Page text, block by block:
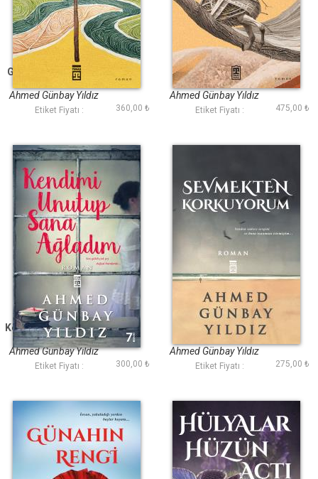
Gidersen Veda Etme
Ahmed Günbay Yıldız
Etiket Fiyatı : 360,00 ₺
Beyaz Atlı
Ahmed Günbay Yıldız
Etiket Fiyatı : 475,00 ₺
Kendimi Unutup Sana
Ağladım
Ahmed Günbay Yıldız
Etiket Fiyatı : 300,00 ₺
Sevmekten
Korkuyorum
Ahmed Günbay Yıldız
Etiket Fiyatı : 275,00 ₺